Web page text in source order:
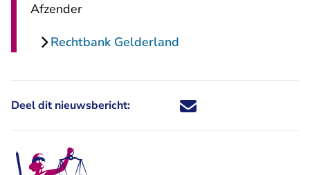
Afzender
Rechtbank Gelderland
Deel dit nieuwsbericht: Deel dit nieuwsbericht via X -
Deel dit nieuwsbericht via
Deel dit nieuwsbericht
Deel dit